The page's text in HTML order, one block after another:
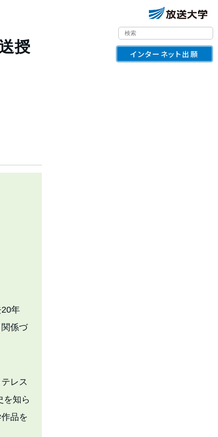
インターネット出願
授
年
係づ
レス
を知ら
品を